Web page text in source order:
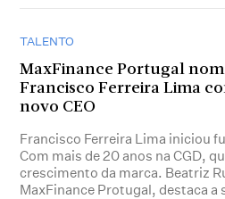
TALENTO
MaxFinance Portugal
Francisco Ferreira Lima
novo CEO
Francisco Ferreira Lima iniciou
Com mais de 20 anos na CGD,
crescimento da marca. Beatriz
MaxFinance Protugal, destaca a